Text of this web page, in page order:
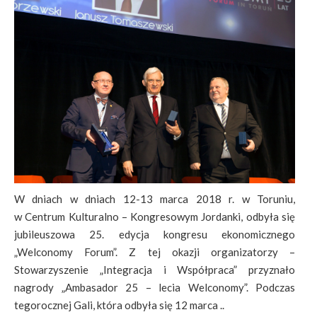
W dniach w dniach 12-13 marca 2018 r. w Toruniu,
w Centrum Kulturalno – Kongresowym Jordanki, odbyła się
jubileuszowa 25. edycja kongresu ekonomicznego
„Welconomy Forum”. Z tej okazji organizatorzy –
Stowarzyszenie „Integracja i Współpraca” przyznało
nagrody „Ambasador 25 – lecia Welconomy”. Podczas
tegorocznej Gali, która odbyła się 12 marca ..